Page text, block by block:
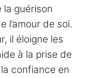
la guérison
l’amour de soi.
il éloigne les
à la prise de
confiance en